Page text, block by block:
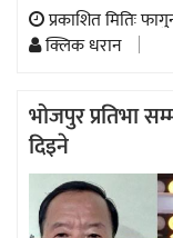
प्रकाशित मितिः
क्लिक धरान
भोजपुर प्रतिभा
दिइने